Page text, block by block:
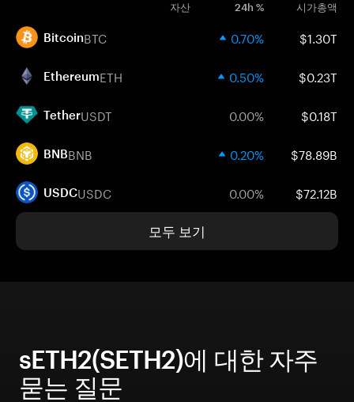
자산 24h % 시가총액
BitcoinBTC 0.70% $1.30T
EthereumETH 0.50% $0.23T
TetherUSDT 0.00% $0.18T
BNBBNB 0.20% $78.89B
USDCUSDC 0.00% $72.12B
모두 보기
sETH2(SETH2)에 대한 자주
묻는 질문